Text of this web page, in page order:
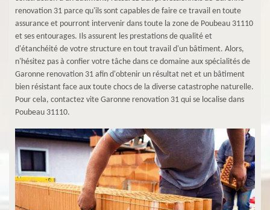
renovation 31 parce qu'ils sont capables de faire ce travail en toute
assurance et pourront intervenir dans toute la zone de Poubeau 31110
et ses entourages. Ils assurent les prestations de qualité et
d'étanchéité de votre structure en tout travail d'un bâtiment. Alors,
n'hésitez pas à confier votre tâche dans ce domaine aux spécialités de
Garonne renovation 31 afin d'obtenir un résultat net et un bâtiment
bien résistant face aux toute chocs de la diverse catastrophe naturelle.
Pour cela, contactez vite Garonne renovation 31 qui se localise dans
Poubeau 31110.